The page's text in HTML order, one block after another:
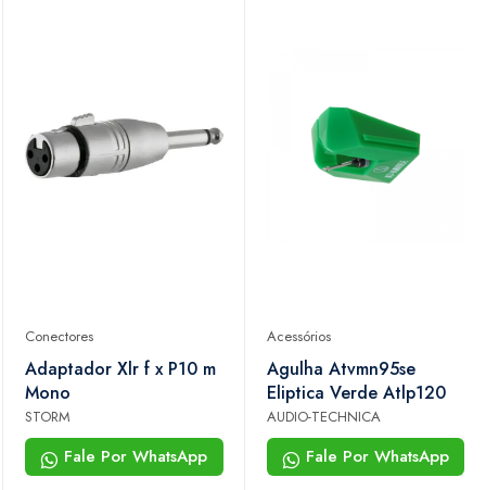
Conectores
Adaptador Xlr f x P10 m
Mono
STORM
Fale Por WhatsApp
Acessórios
Agulha Atvmn95se
Eliptica Verde Atlp120
AUDIO-TECHNICA
Fale Por WhatsApp